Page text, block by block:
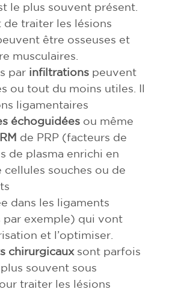
le plus souvent présent.
de traiter les lésions
être osseuses et
musculaires.
par infiltrations peuvent
ou tout du moins utiles. Il
ligamentaires
échoguidées ou même
de PRP (facteurs de
de plasma enrichi en
souches ou de
dans les ligaments
exemple) qui vont
et l’optimiser.
chirurgicauxsont parfois
souvent sous
traiter les lésions